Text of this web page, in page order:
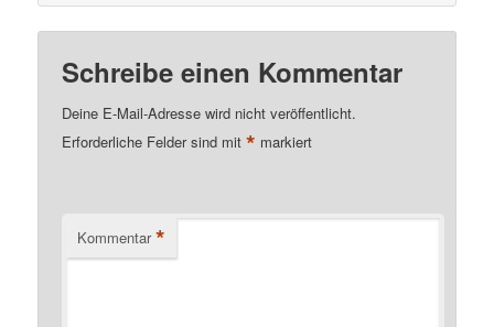
Schreibe einen Kommentar
Deine E-Mail-Adresse wird nicht veröffentlicht.
Erforderliche Felder sind mit* markiert
Kommentar *